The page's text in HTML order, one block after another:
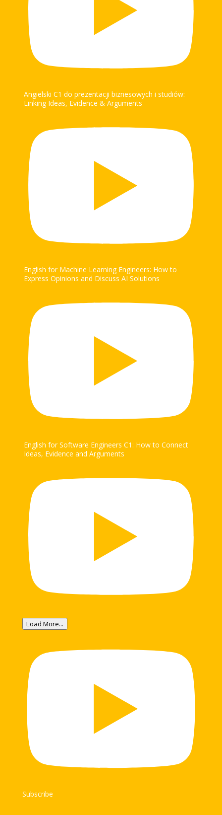
Angielski C1 do prezentacji biznesowych i studiów:
Linking Ideas, Evidence & Arguments
English for Machine Learning Engineers: How to
Express Opinions and Discuss AI Solutions
English for Software Engineers C1: How to Connect
Ideas, Evidence and Arguments
Load More...
Subscribe